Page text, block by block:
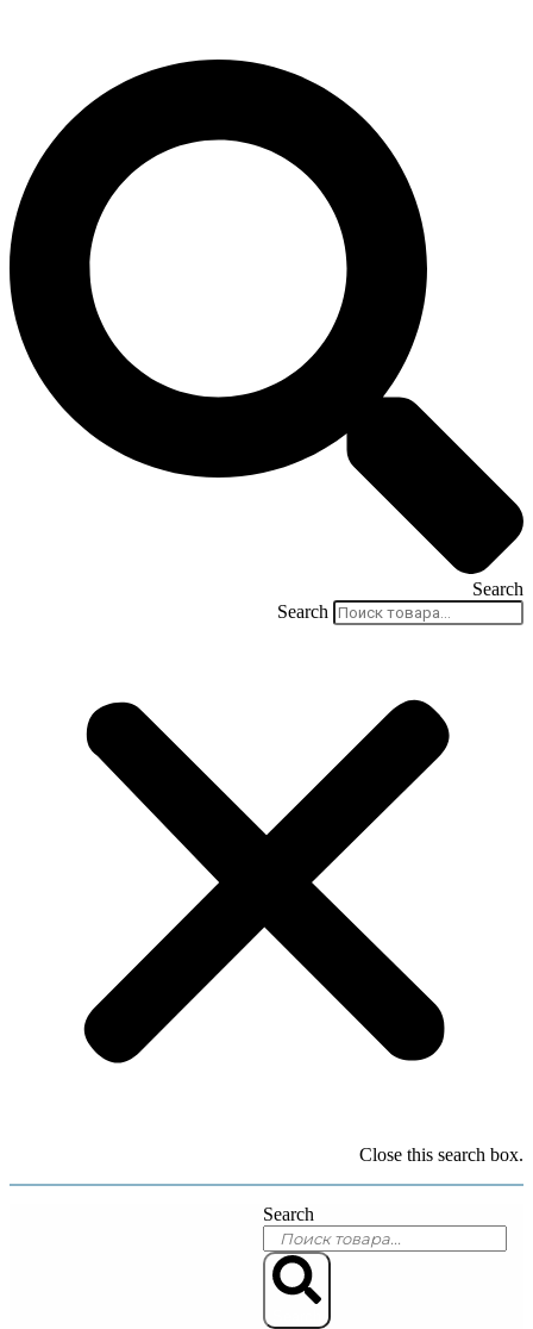
Search
Search
Close this search box.
Search